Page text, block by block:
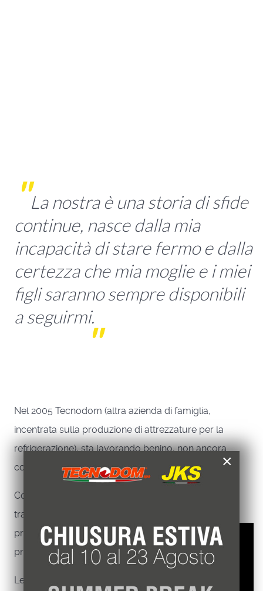
Questo sito web usa esclusivamente cookie
tecnici, per migliorare la tua esperienza di
La nostra è una storia di sfide
continue, nasce dalla mia
incapacità di stare fermo e dalla
certezza che mia moglie e i miei
figli saranno sempre disponibili
a seguirmi.
Nel 2005 Tecnodom (altra azienda di famiglia,
incentrata sulla produzione di attrezzature per la
refrigerazione), sta lavorando benino, non ancora
come vorrei, ma la strada ormai è tracciata.
Così, invece di iniziare a vivere con maggiore
tranquillità, mi faccio invasare da un nuovo
progetto: vicino a noi si trova un’azienda che
produce celle frigorifere: Refrigeration srl.
Le celle refrigerate sono un prodotto che
×